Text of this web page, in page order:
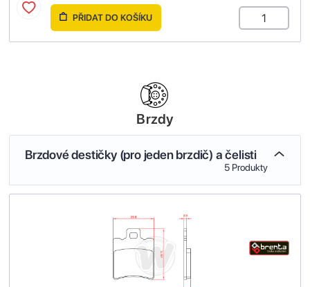
PŘIDAT DO KOŠÍKU
Brzdy
Brzdové destičky (pro jeden brzdič) a čelisti
5 Produkty